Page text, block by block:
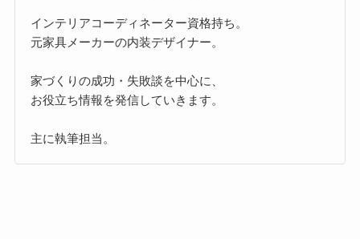
インテリアコーディネーター資格持ち。
元家具メーカーの内装デザイナー。
家づくりの成功・失敗談を中心に、
お役立ち情報を発信していきます。
主に執筆担当。